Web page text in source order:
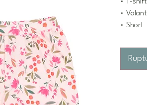
• T-
•
• Short